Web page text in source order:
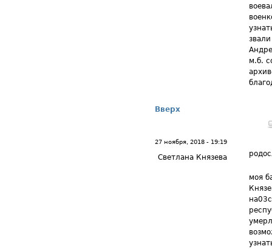
м.б.
Вверх
27 ноября, 2018 - 19:19
Светлана Князева
моя